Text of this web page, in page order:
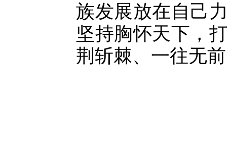
族发展放在自己
坚持胸怀天下，
荆斩棘、一往无